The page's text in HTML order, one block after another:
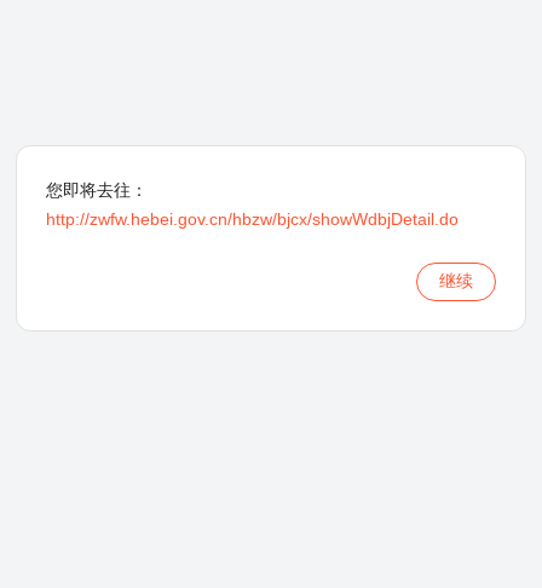
您即将去往：
http://zwfw.hebei.gov.cn/hbzw/bjcx/showWdbjDetail.do
继续